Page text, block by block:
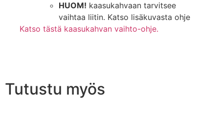
HUOM! kaasukahvaan tarvitsee
vaihtaa liitin. Katso lisäkuvasta ohje
Katso tästä kaasukahvan vaihto-ohje.
Tutustu myös